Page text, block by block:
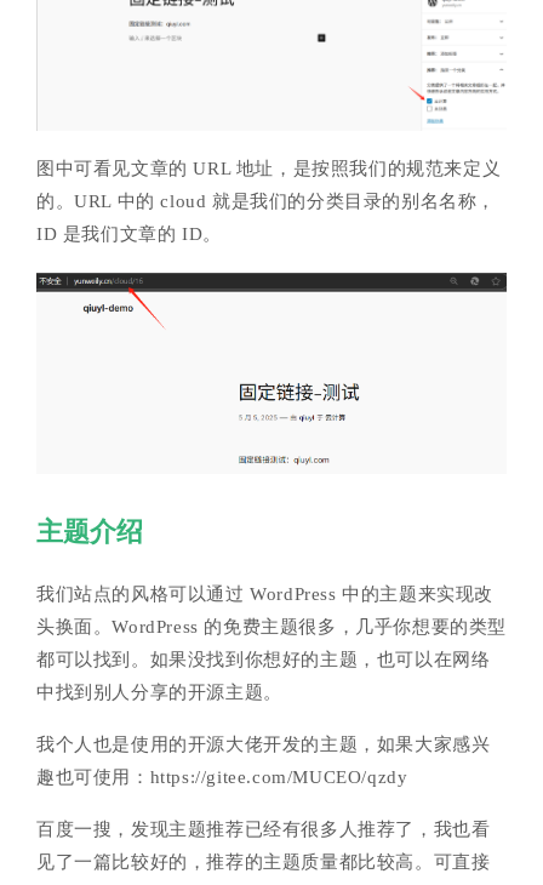
图中可看见文章的 URL 地址，是按照我们的规范来定义
的。URL 中的 cloud 就是我们的分类目录的别名名称，
ID 是我们文章的 ID。
主题介绍
我们站点的风格可以通过 WordPress 中的主题来实现改
头换面。WordPress 的免费主题很多，几乎你想要的类型
都可以找到。如果没找到你想好的主题，也可以在网络
中找到别人分享的开源主题。
我个人也是使用的开源大佬开发的主题，如果大家感兴
趣也可使用：https://gitee.com/MUCEO/qzdy
百度一搜，发现主题推荐已经有很多人推荐了，我也看
见了一篇比较好的，推荐的主题质量都比较高。可直接